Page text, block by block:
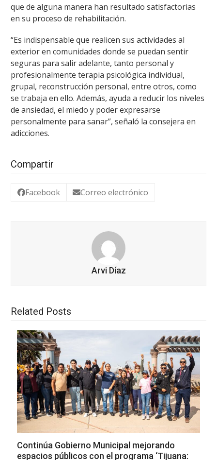
que de alguna manera han resultado satisfactorias
en su proceso de rehabilitación.
“Es indispensable que realicen sus actividades al
exterior en comunidades donde se puedan sentir
seguras para salir adelante, tanto personal y
profesionalmente terapia psicológica individual,
grupal, reconstrucción personal, entre otros, como
se trabaja en ello. Además, ayuda a reducir los niveles
de ansiedad, el miedo y poder expresarse
personalmente para sanar”, señaló la consejera en
adicciones.
Compartir
Facebook Correo electrónico
Arvi Díaz
Related Posts
Continúa Gobierno Municipal mejorando
espacios públicos con el programa ‘Tijuana: